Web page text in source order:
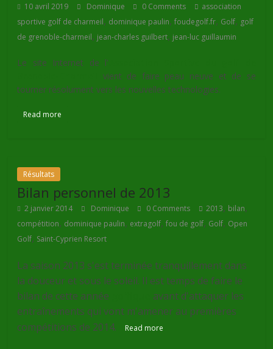
10 avril 2019 Dominique 0 Comments
association
sportive golf de charmeil, dominique paulin,foudegolf.fr, Golf, golf
de grenoble-charmeil, jean-charles guilbert, jean-luc guillaumin
Le site Internet de l'
vient de faire peau neuve et de se
tourner résolument vers les nouvelles technologies.
Read more
Résultats
Bilan personnel de 2013
2 janvier 2014 Dominique 0 Comments 2013, bilan,
compétition, dominique paulin, extragolf,fou de golf, Golf, Open
Golf, Saint-Cyprien Resort
La saison 2013 s'est terminée tranquillement dans
la douceur et sous le soleil. Il est temps de faire le
bilan de cette année
avant d'attaquer les
entraînements qui vont m'amener au premières
compétitions de 2014.
Read more